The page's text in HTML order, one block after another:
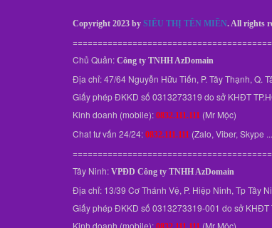
Copyright 2023 by SIÊU THỊ TÊN MIỀN. All rights
Chủ Quản: Công ty TNHH AzDomain
Địa chỉ: 47/64 Nguyễn Hữu Tiến, P. Tây Thạnh, Q.
Giấy phép ĐKKD số 0313273319 do sở KHĐT
Kinh doanh (mobile): 0832.111.111 (Mr Mộc)
Chat tư vấn 24/24: 0832.111.111 (Zalo, Viber, Skype
Tây Ninh: VPĐD Công ty TNHH AzDomain
Địa chỉ: 13/39 Cơ Thánh Vệ, P. Hiệp Ninh, Tp Tây
Giấy phép ĐKKD số 0313273319-001 do sở KHĐT
Kinh doanh (mobile):
(Mr Mộc)